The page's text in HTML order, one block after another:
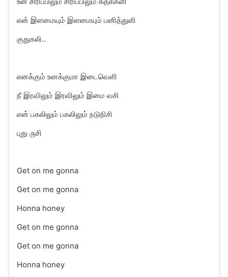
என் இளமையும் இளமையும் பனித்துளி
குதுகலி..
எனக்கும் உனக்குமா இடைவெளி
நீ இரவிலும் இரவிலும் இமை வசி
என் பகலிலும் பகலிலும் நடுநிசி
புது ருசி
Get on me gonna
Get on me gonna
Honna honey
Get on me gonna
Get on me gonna
Honna honey